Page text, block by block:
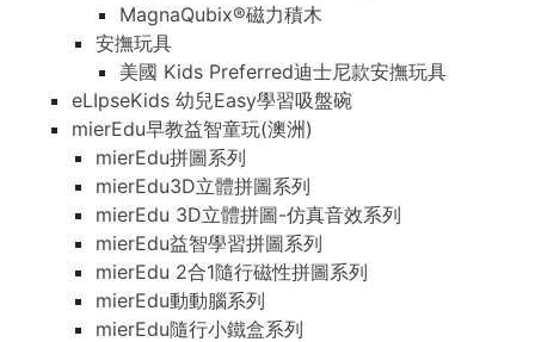
MagnaQubix®磁力積木
安撫玩具
美國 Kids Preferred迪士尼款安撫玩具
eLIpseKids 幼兒Easy學習吸盤碗
mierEdu早教益智童玩(澳洲)
mierEdu拼圖系列
mierEdu3D立體拼圖系列
mierEdu 3D立體拼圖-仿真音效系列
mierEdu益智學習拼圖系列
mierEdu 2合1隨行磁性拼圖系列
mierEdu動動腦系列
mierEdu隨行小鐵盒系列